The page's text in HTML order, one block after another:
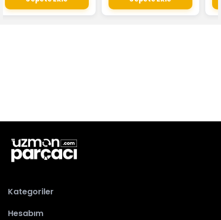
Kategoriler
Hesabım